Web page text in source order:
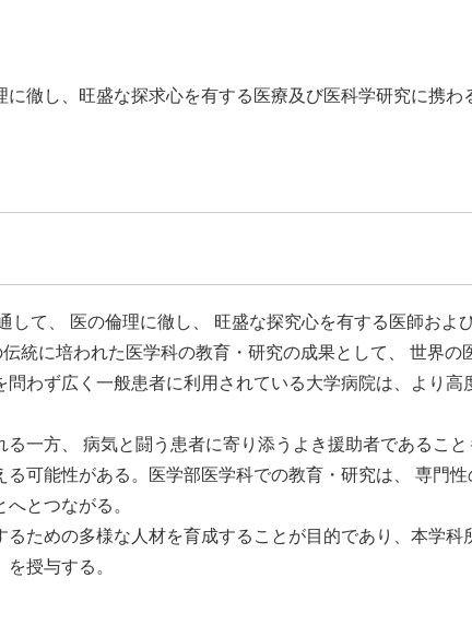
徹し、旺盛な探求心を有する医療及び医科学研究に携わ
して、 医の倫理に徹し、 旺盛な探究心を有する医師およ
統に培われた医学科の教育・研究の成果として、 世界の
わず広く一般患者に利用されている大学病院は、より高
一方、 病気と闘う患者に寄り添うよき援助者であるこ
可能性がある。医学部医学科での教育・研究は、 専門
とつながる。
るための多様な人材を育成することが目的であり、本学科
授与する。